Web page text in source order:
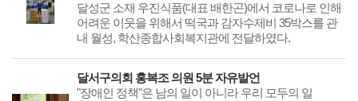
달성군 소재 우진식품(대표 배한곤)에서 코로나로 인해
어려운 이웃을 위해서 떡국과 감자수제비 35박스를 관
내 월성, 학산종합사회복지관에 전달하였다.
달서구의회 홍복조 의원 5분 자유발언
"장애인 정책"은 남의 일이 아니라 우리 모두의 일